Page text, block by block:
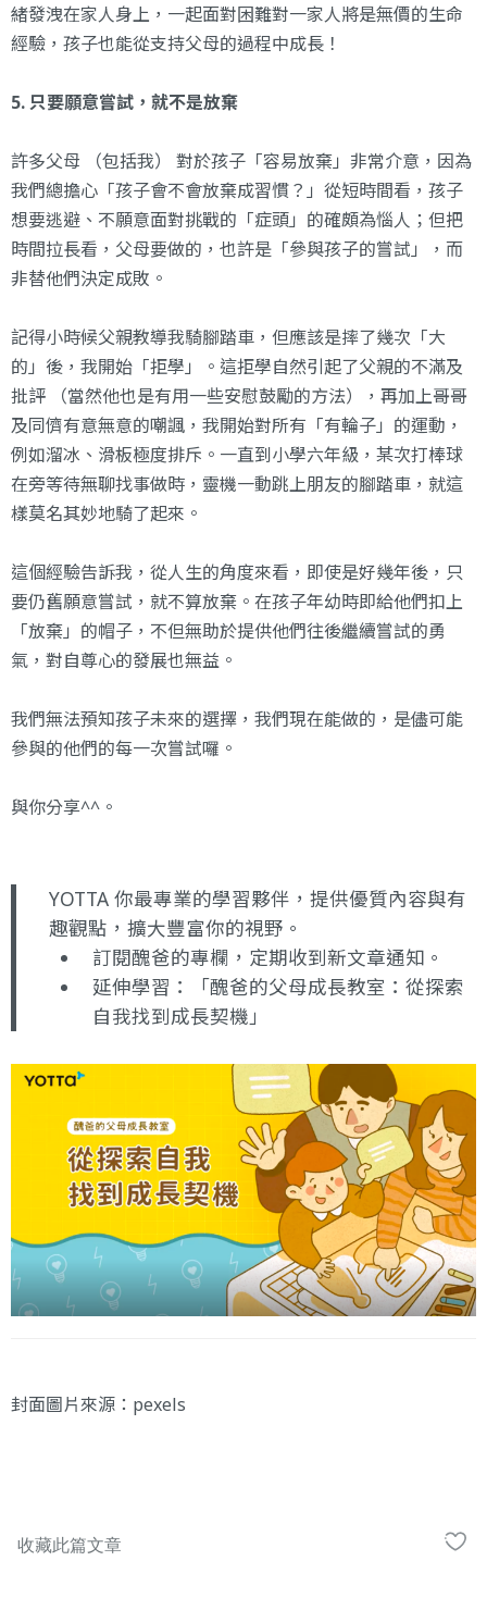
緒發洩在家人身上，一起面對困難對一家人將是無價的生命
經驗，孩子也能從支持父母的過程中成長！
5. 只要願意嘗試，就不是放棄
許多父母 （包括我） 對於孩子「容易放棄」非常介意，因為
我們總擔心「孩子會不會放棄成習慣？」從短時間看，孩子
想要逃避、不願意面對挑戰的「症頭」的確頗為惱人；但把
時間拉長看，父母要做的，也許是「參與孩子的嘗試」，而
非替他們決定成敗。
記得小時候父親教導我騎腳踏車，但應該是摔了幾次「大
的」後，我開始「拒學」。這拒學自然引起了父親的不滿及
批評 （當然他也是有用一些安慰鼓勵的方法），再加上哥哥
及同儕有意無意的嘲諷，我開始對所有「有輪子」的運動，
例如溜冰、滑板極度排斥。一直到小學六年級，某次打棒球
在旁等待無聊找事做時，靈機一動跳上朋友的腳踏車，就這
樣莫名其妙地騎了起來。
這個經驗告訴我，從人生的角度來看，即使是好幾年後，只
要仍舊願意嘗試，就不算放棄。在孩子年幼時即給他們扣上
「放棄」的帽子，不但無助於提供他們往後繼續嘗試的勇
氣，對自尊心的發展也無益。
我們無法預知孩子未來的選擇，我們現在能做的，是儘可能
參與的他們的每一次嘗試囉。
與你分享^^。
YOTTA 你最專業的學習夥伴，提供優質內容與有
趣觀點，擴大豐富你的視野。
訂閱醜爸的專欄 ，定期收到新文章通知。
延伸學習：
「醜爸的父母成長教室：從探索
自我找到成長契機」
封面圖片來源： pexels